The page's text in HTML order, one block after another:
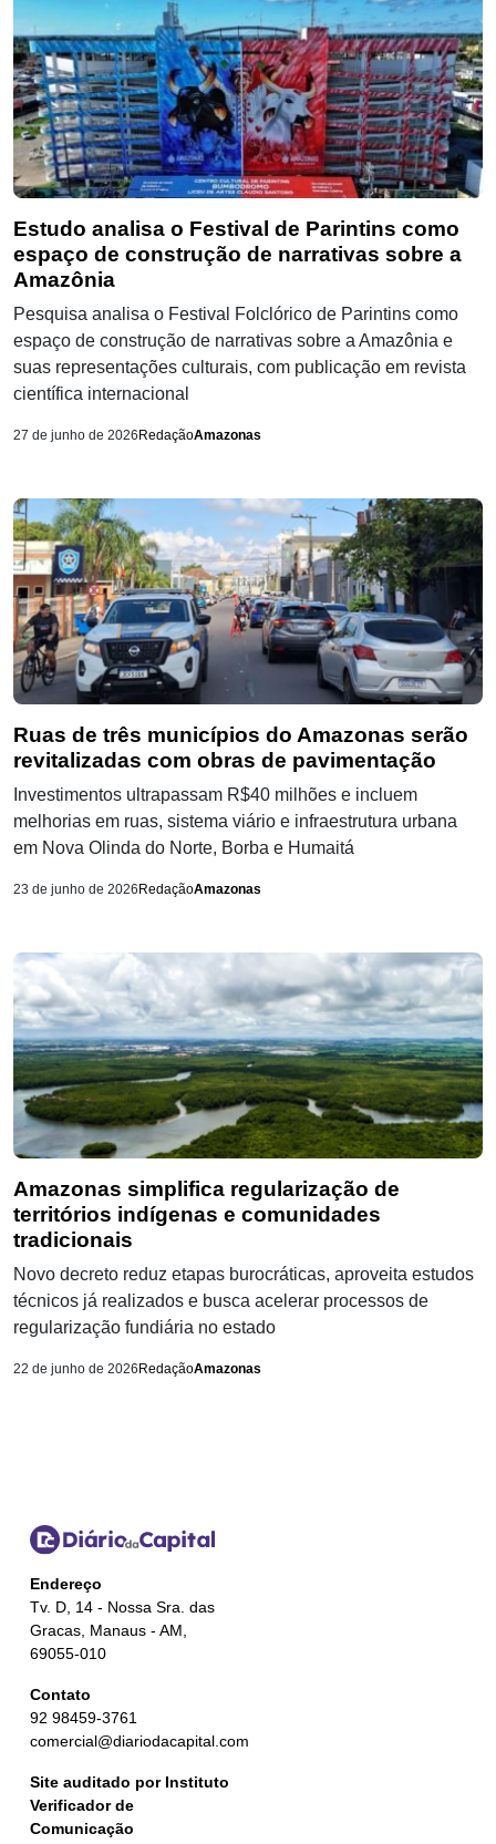
Estudo analisa o Festival de Parintins como
espaço de construção de narrativas sobre a
Amazônia
Pesquisa analisa o Festival Folclórico de Parintins como
espaço de construção de narrativas sobre a Amazônia e
suas representações culturais, com publicação em revista
científica internacional
27 de junho de 2026 RedaçãoAmazonas
Ruas de três municípios do Amazonas serão
revitalizadas com obras de pavimentação
Investimentos ultrapassam R$40 milhões e incluem
melhorias em ruas, sistema viário e infraestrutura urbana
em Nova Olinda do Norte, Borba e Humaitá
23 de junho de 2026 RedaçãoAmazonas
Amazonas simplifica regularização de
territórios indígenas e comunidades
tradicionais
Novo decreto reduz etapas burocráticas, aproveita estudos
técnicos já realizados e busca acelerar processos de
regularização fundiária no estado
22 de junho de 2026 RedaçãoAmazonas
Endereço
Tv. D, 14 - Nossa Sra. das
Gracas, Manaus - AM,
69055-010
Contato
92 98459-3761
comercial@diariodacapital.com
Site auditado por Instituto
Verificador de
Comunicação